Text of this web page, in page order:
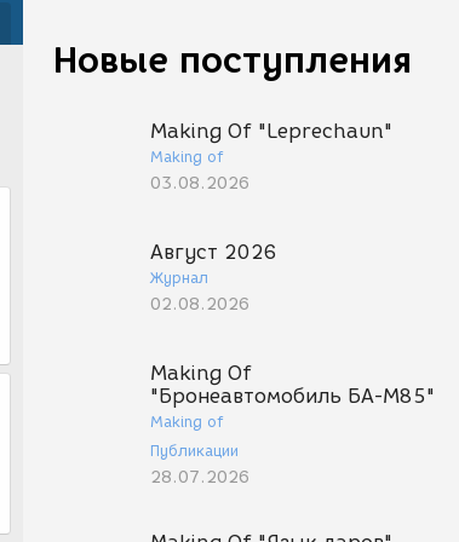
Новые поступления
Making Of "Leprechaun"
Making of
03.08.2026
Август 2026
Журнал
02.08.2026
Making Of
"Бронеавтомобиль БА-М85"
Making of
Публикации
28.07.2026